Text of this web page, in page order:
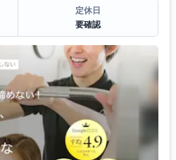
定休日
要確認